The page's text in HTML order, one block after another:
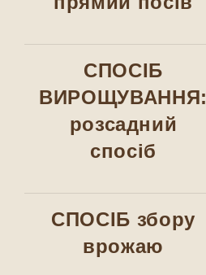
СПОСІБ
ВИРОЩУВАННЯ:
розсадний
спосіб
СПОСІБ збору
врожаю